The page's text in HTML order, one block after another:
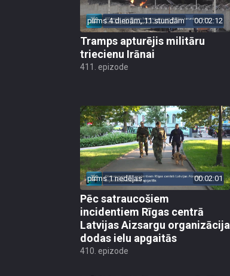
pirms 4 dienām, 11 stundām 00:02:12
Tramps apturējis militāru
triecienu Irānai
411. epizode
pirms 1 nedēļas 00:02:01
Pēc satraucošiem
incidentiem Rīgas centrā
Latvijas Aizsargu organizācija
dodas ielu apgaitās
410. epizode